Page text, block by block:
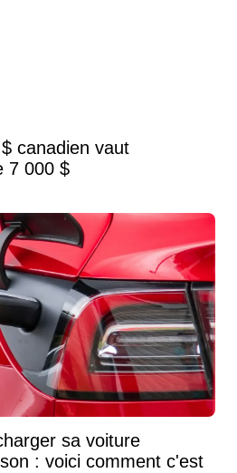
canadien vaut
7 000 $
sa voiture
: voici comment c'est